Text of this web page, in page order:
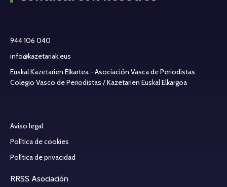
944 106 040
info@kazetariak.eus
Euskal Kazetarien Elkartea - Asociación Vasca de Periodistas
Colegio Vasco de Periodistas / Kazetarien Euskal Elkargoa
Aviso legal
Política de cookies
Política de privacidad
RRSS Asociación